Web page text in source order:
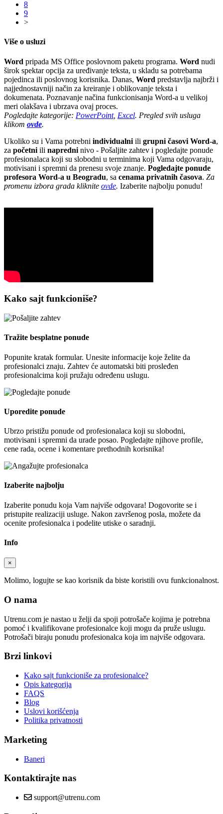
8
9
>
Više o usluzi
Word pripada MS Office poslovnom paketu programa. Word nudi
širok spektar opcija za uređivanje teksta, u skladu sa potrebama
pojedinca ili poslovnog korisnika. Danas, Word predstavlja najbrži i
najjednostavniji način za kreiranje i oblikovanje teksta i
dokumenata. Poznavanje načina funkcionisanja Word-a u velikoj
meri olakšava i ubrzava ovaj proces.
Pogledajte kategorije: PowerPoint, Excel. Pregled svih usluga
klikom ovde.
Ukoliko su i Vama potrebni individualni ili grupni časovi Word-a,
za početni ili napredni nivo - Pošaljite zahtev i pogledajte ponude
profesionalaca koji su slobodni u terminima koji Vama odgovaraju,
motivisani i spremni da prenesu svoje znanje. Pogledajte ponude
profesora Word-a u Beogradu, sa cenama privatnih časova. Za
promenu izbora grada kliknite ovde. Izaberite najbolju ponudu!
Kako sajt funkcioniše?
Tražite besplatne ponude
Popunite kratak formular. Unesite informacije koje želite da
profesionalci znaju. Zahtev će automatski biti prosleđen
profesionalcima koji pružaju određenu uslugu.
Uporedite ponude
Ubrzo pristižu ponude od profesionalaca koji su slobodni,
motivisani i spremni da urade posao. Pogledajte njihove profile,
cene rada, ocene i komentare prethodnih korisnika!
Izaberite najbolju
Izaberite ponudu koja Vam najviše odgovara! Dogovorite se i
pristupite realizaciji usluge. Nakon završenog posla, možete da
ocenite profesionalca i podelite utiske o saradnji.
Info
×
Molimo, logujte se kao korisnik da biste koristili ovu funkcionalnost.
O nama
Utrenu.com je nastao u želji da spoji potrošače kojima je potrebna
pomoć i kvalifikovane profesionalce koji mogu da pruže uslugu.
Potrošači biraju ponudu profesionalca koja im najviše odgovara.
Brzi linkovi
Kako sajt funkcioniše za profesionalce?
Opis kategorija
FAQS
Blog
Uslovi korišćenja
Politika privatnosti
Marketing
Baneri
Kontaktirajte nas
support@utrenu.com